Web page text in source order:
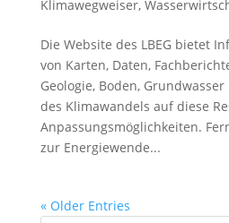
Klimawegweiser,
Die Website des LBEG bietet
von Karten, Daten,
Geologie, Boden,
des Klimawandels auf diese
Anpassungsmöglichkeiten.
zur Energiewende...
« Older Entries